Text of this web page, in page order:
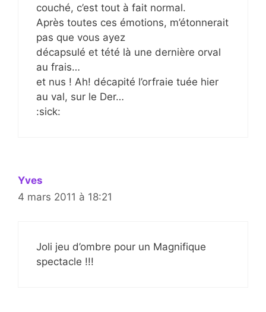
couché, c’est tout à fait normal.
Après toutes ces émotions, m’étonnerait
pas que vous ayez
décapsulé et tété là une dernière orval
au frais…
et nus ! Ah! décapité l’orfraie tuée hier
au val, sur le Der…
:sick:
Yves
4 mars 2011 à 18:21
Joli jeu d’ombre pour un Magnifique
spectacle !!!